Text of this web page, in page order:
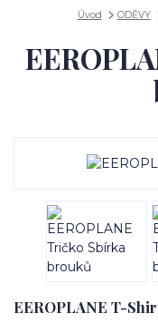
Úvod ODĚVY
EEROPLANE T-